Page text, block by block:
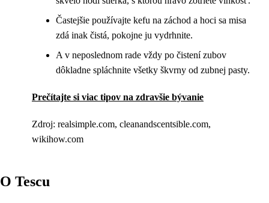
Častejšie používajte kefu na záchod a hoci sa misa
zdá inak čistá, pokojne ju vydrhnite.
A v neposlednom rade vždy po čistení zubov
dôkladne spláchnite všetky škvrny od zubnej pasty.
Prečítajte si viac tipov na zdravšie bývanie
Zdroj: realsimple.com, cleanandscentsible.com,
wikihow.com
O Tescu